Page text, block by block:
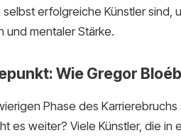
erfolgreiche Künstler sind,
und mentaler Stärke.
Wie Gregor
Phase des
es weiter? Viele Künstler, die